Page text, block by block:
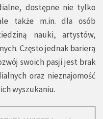
dostępne nie tylko
także m.in. dla osób
nauki, artystów,
Często jednak barierą
swoich pasji jest brak
oraz nieznajomość
wyszukaniu.